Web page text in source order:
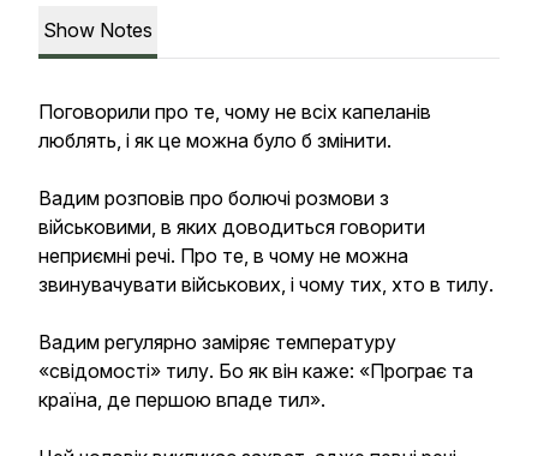
Show Notes
Поговорили про те, чому не всіх капеланів
люблять, і як це можна було б змінити.
Вадим розповів про болючі розмови з
військовими, в яких доводиться говорити
неприємні речі. Про те, в чому не можна
звинувачувати військових, і чому тих, хто в тилу.
Вадим регулярно заміряє температуру
«свідомості» тилу. Бо як він каже: «Програє та
країна, де першою впаде тил».